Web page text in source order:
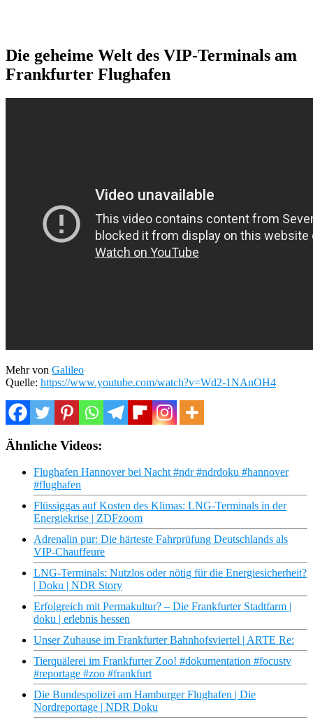
Die geheime Welt des VIP-Terminals am
Frankfurter Flughafen
Mehr von Galileo
Quelle: https://www.youtube.com/watch?v=Wd2-1NAnOH4
Ähnliche Videos:
Flughafen Hannover bei Nacht #ndr #ndrdoku #hannover
#flughafen
Flüssiggas auf Kosten des Klimas: LNG-Terminals in der
Energiekrise | ZDFzoom
Adrenalin pur: Die härteste Fahrprüfung Deutschlands als
VIP-Chauffeure
LNG-Terminals: Nutzlos oder nötig für die Energiesicherheit?
| Doku | NDR Story
Erfolgreich mit Permakultur? – Die Frankfurter Stadtfarm |
doku | erlebnis hessen
Unser Zuhause im Frankfurter Bahnhofsviertel | ARTE Re:
Tierquälerei im Frankfurter Zoo! #dokumentation #focustv
#reportage #zoo #frankfurt
Die Bundespolizei am Hamburger Flughafen | Die
Nordreportage | NDR Doku